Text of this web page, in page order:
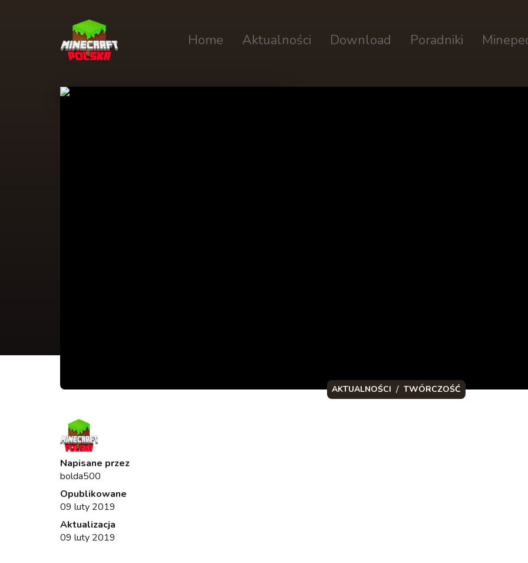
Home Aktualności Download Poradniki
AKTUALNOŚCI / TWÓRCZOŚĆ
Napisane przez
bolda500
Opublikowane
09 luty 2019
Aktualizacja
09 luty 2019